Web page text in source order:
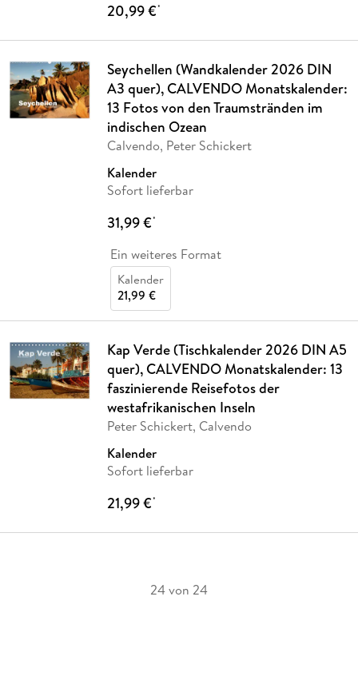
20,99 €*
Seychellen (Wandkalender 2026 DIN
A3 quer), CALVENDO Monatskalender:
13 Fotos von den Traumstränden im
indischen Ozean
Calvendo, Peter Schickert
Kalender
Sofort lieferbar
31,99 €*
Ein weiteres Format
Kalender
21,99 €
Kap Verde (Tischkalender 2026 DIN A5
quer), CALVENDO Monatskalender: 13
faszinierende Reisefotos der
westafrikanischen Inseln
Peter Schickert, Calvendo
Kalender
Sofort lieferbar
21,99 €*
24 von 24